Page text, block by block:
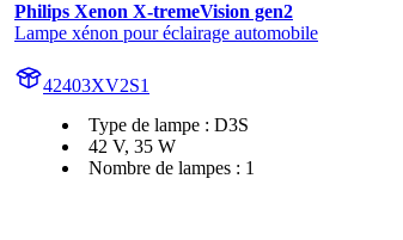
Philips Xenon X-tremeVision gen2
Lampe xénon pour éclairage automobile
42403XV2S1
Type de lampe : D3S
42 V, 35 W
Nombre de lampes : 1